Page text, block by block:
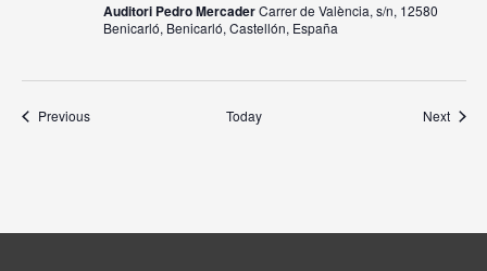
Auditori Pedro MercaderCarrer de València, s/n, 12580
Benicarló, Benicarló, Castellón, España
PreviousEvents Today Next